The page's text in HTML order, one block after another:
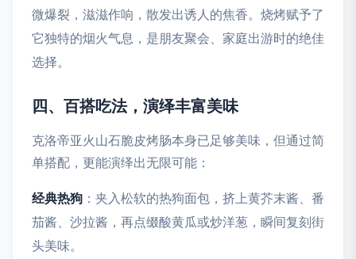
微爆裂，滋滋作响，散发出诱人的焦香。烧烤赋予了
它独特的烟火气息，是朋友聚会、家庭出游时的绝佳
选择。
四、百搭吃法，演绎丰富美味
克洛帝亚火山石脆皮烤肠本身已足够美味，但通过简
单搭配，更能演绎出无限可能：
经典热狗 ：夹入松软的热狗面包，挤上黄芥末酱、番
茄酱、沙拉酱，再点缀酸黄瓜或炒洋葱，瞬间复刻街
头美味。